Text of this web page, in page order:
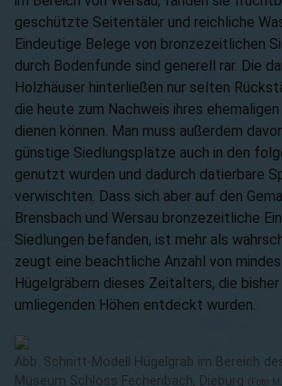
geschützte Seitentäler und reichliche
Eindeutige Belege von bronzezeitlichen
durch Bodenfunde sind generell rar. Die
Holzhäuser hinterließen nur selten
die heute zum Nachweis ihres
dienen können. Man muss außerdem
günstige Siedlungsplätze auch in den
genutzt wurden und dadurch datierbare
verwischten. Dass sich aber auf den
Brensbach und Wersau bronzezeitliche
Siedlungen befanden, ist mehr als
zeugt eine beachtliche Anzahl von
Hügelgräbern dieses Zeitalters, die
umliegenden Höhen entdeckt wurden.
Abb: Schnitt-Modell Hügelgrab im Bereich
Museum Schloss Fechenbach, Dieburg (Foto: